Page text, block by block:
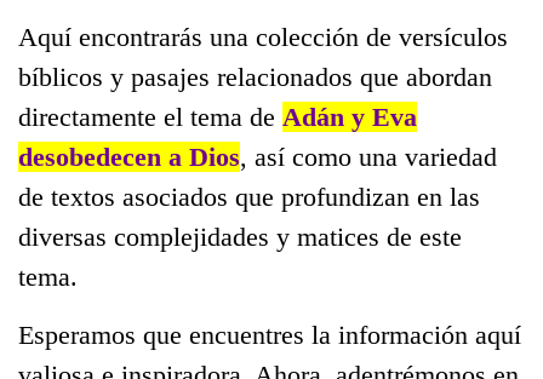
Aquí encontrarás una colección de versículos
bíblicos y pasajes relacionados que abordan
directamente el tema de Adán y Eva
desobedecen a Dios, así como una variedad
de textos asociados que profundizan en las
diversas complejidades y matices de este
tema.
Esperamos que encuentres la información aquí